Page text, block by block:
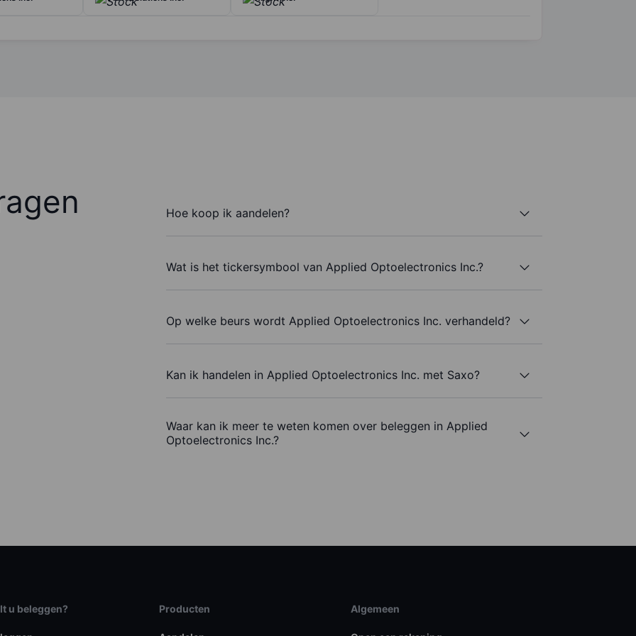
Hoe koop ik aandelen?
Wat is het tickersymbool van Applied Optoelectronics Inc.?
Op welke beurs wordt Applied Optoelectronics Inc. verhandeld?
Kan ik handelen in Applied Optoelectronics Inc. met Saxo?
Waar kan ik meer te weten komen over beleggen in Applied
Optoelectronics Inc.?
u beleggen? Producten Algemeen